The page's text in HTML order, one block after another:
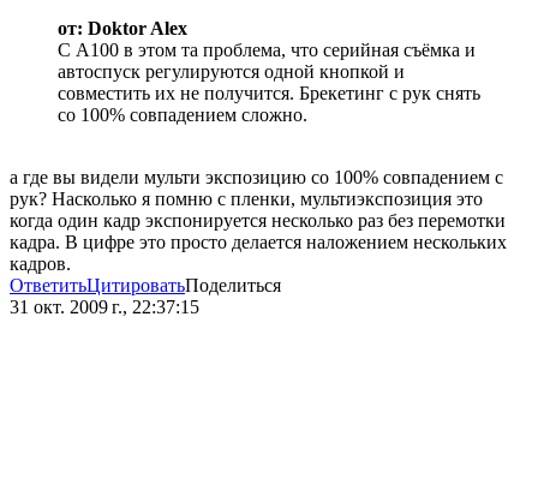
от: Doktor Alex
С А100 в этом та проблема, что серийная съёмка и
автоспуск регулируются одной кнопкой и
совместить их не получится. Брекетинг с рук снять
со 100% совпадением сложно.
а где вы видели мульти экспозицию со 100% совпадением с
рук? Насколько я помню с пленки, мультиэкспозиция это
когда один кадр экспонируется несколько раз без перемотки
кадра. В цифре это просто делается наложением нескольких
кадров.
ОтветитьЦитироватьПоделиться
31 окт. 2009 г., 22:37:15